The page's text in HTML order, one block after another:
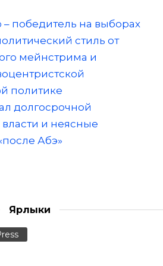
победитель на выборах
стиль от
мейнстрима и
политике
долгосрочной
и неясные
Абэ»
Ярлыки